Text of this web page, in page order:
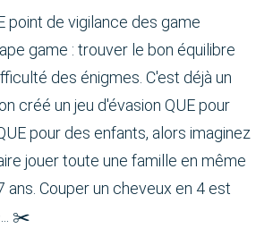
point de vigilance des game
game : trouver le bon équilibre
des énigmes. C'est déjà un
créé un jeu d'évasion QUE pour
pour des enfants, alors imaginez
jouer toute une famille en même
ans. Couper un cheveux en 4 est
✂️